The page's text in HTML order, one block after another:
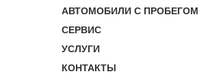
АВТОМОБИЛИ С ПРОБЕГОМ
СЕРВИС
УСЛУГИ
КОНТАКТЫ